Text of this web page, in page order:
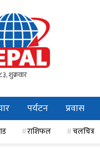
पर्यटन प्रवास
राशिफल चलचित्र